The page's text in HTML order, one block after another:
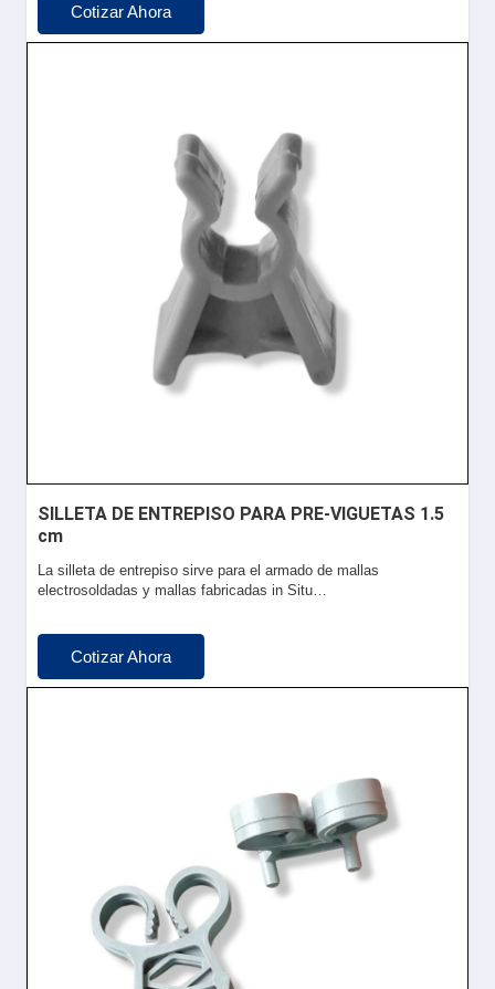
Cotizar Ahora
SILLETA DE ENTREPISO PARA PRE-VIGUETAS 1.5
cm
La silleta de entrepiso sirve para el armado de mallas
electrosoldadas y mallas fabricadas in Situ…
Cotizar Ahora